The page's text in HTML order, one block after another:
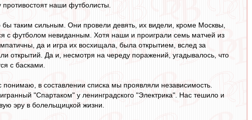
наши футболисты.
таким сильным. Они провели девять, их видели, кроме Москвы,
с футболом невиданным. Хотя наши и проиграли семь матчей из
да и игра их восхищала, была открытием, вслед за
открытий. Да и, несмотря на череду поражений, угадывалось, что
с басками.
в составлении списка мы проявляли независимость.
"Спартаком" у ленинградского "Электрика". Нас тешило и
эру в болельщицкой жизни.